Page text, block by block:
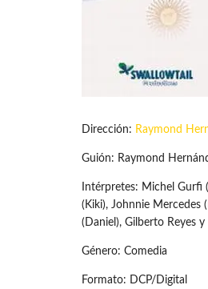
Dirección: Raymond
Guión: Raymond
Intérpretes: Michel Gurfi
(Kiki), Johnnie Mercedes
(Daniel), Gilberto Reyes
Género: Comedia
Formato: DCP/Digital